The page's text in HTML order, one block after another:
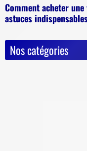
Comment acheter
astuces
Nos catégories